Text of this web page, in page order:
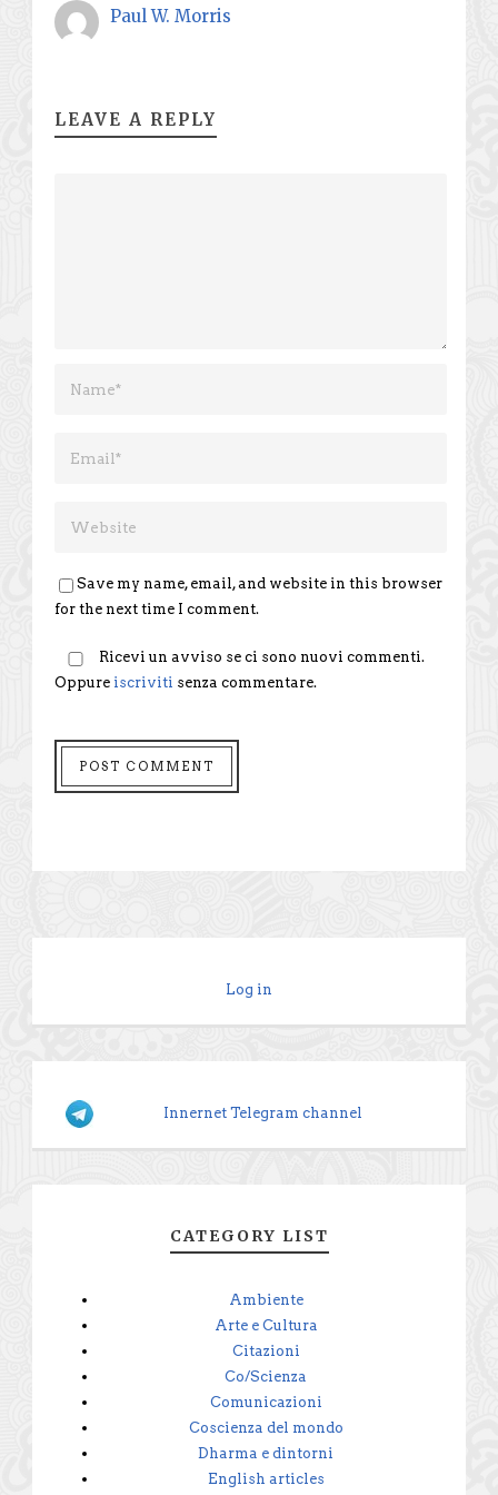
Paul W. Morris
LEAVE A REPLY
Save my name, email, and website in this browser
for the next time I comment.
Ricevi un avviso se ci sono nuovi commenti.
Oppure iscriviti senza commentare.
Log in
Innernet Telegram channel
CATEGORY LIST
Ambiente
Arte e Cultura
Citazioni
Co/Scienza
Comunicazioni
Coscienza del mondo
Dharma e dintorni
English articles